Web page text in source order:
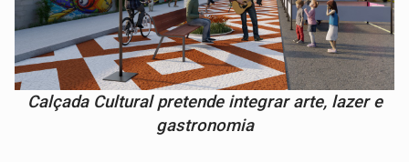
Calçada Cultural pretende integrar arte, lazer e
gastronomia